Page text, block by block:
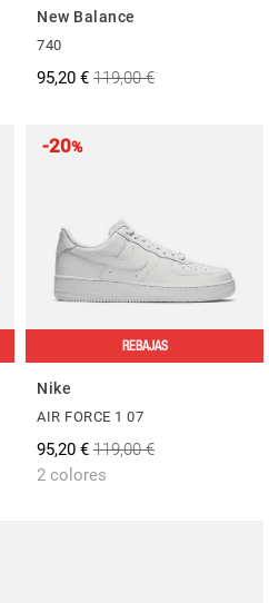
New Balance
740
95,20 € 119,00 €
-20%
REBAJAS
Nike
AIR FORCE 1 07
95,20 € 119,00 €
2 colores